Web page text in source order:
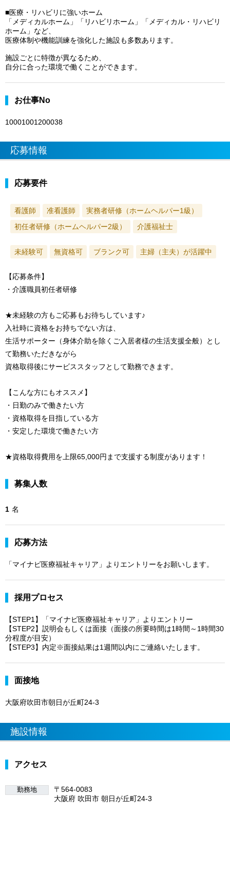
■医療・リハビリに強いホーム
「メディカルホーム」「リハビリホーム」「メディカル・リハビリ
ホーム」など、
医療体制や機能訓練を強化した施設も多数あります。
施設ごとに特徴が異なるため、
自分に合った環境で働くことができます。
お仕事No
10001001200038
応募情報
応募要件
看護師 准看護師
実務者研修（ホームヘルパー1級）
初任者研修（ホームヘルパー2級）
介護福祉士
未経験可 無資格可 ブランク可 主婦（主夫）が活躍中
【応募条件】
・介護職員初任者研修
★未経験の方もご応募もお待ちしています♪
入社時に資格をお持ちでない方は、
生活サポーター（身体介助を除くご入居者様の生活支援全般）とし
て勤務いただきながら
資格取得後にサービススタッフとして勤務できます。
【こんな方にもオススメ】
・日勤のみで働きたい方
・資格取得を目指している方
・安定した環境で働きたい方
★資格取得費用を上限65,000円まで支援する制度があります！
募集人数
1 名
応募方法
「マイナビ医療福祉キャリア」よりエントリーをお願いします。
採用プロセス
【STEP1】「マイナビ医療福祉キャリア」よりエントリー
【STEP2】説明会もしくは面接（面接の所要時間は1時間～1時間30
分程度が目安）
【STEP3】内定※面接結果は1週間以内にご連絡いたします。
面接地
大阪府吹田市朝日が丘町24-3
施設情報
アクセス
勤務地
〒564-0083
大阪府 吹田市 朝日が丘町24-3